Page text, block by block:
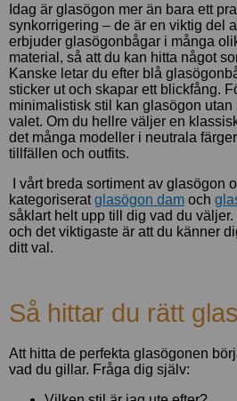
Idag är glasögon mer än bara ett
synkorrigering – de är en viktig del
erbjuder glasögonbågar i många
material, så att du kan hitta något
Kanske letar du efter blå
sticker ut och skapar ett blickfång.
minimalistisk stil kan glasögon utan
valet. Om du hellre väljer en
det många modeller i neutrala
tillfällen och outfits.
I vårt breda sortiment av glasögon
kategoriseratglasögon dam och
såklart helt upp till dig vad du
och det viktigaste är att du känner
ditt val.
Så hittar du rätt
Att hitta de perfekta glasögonen
vad du gillar. Fråga dig själv: